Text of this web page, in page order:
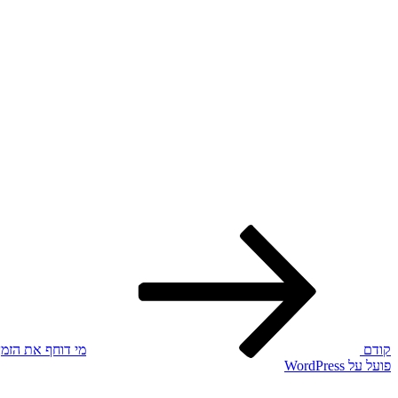
קודם מי דוחף את
פועל על WordPress